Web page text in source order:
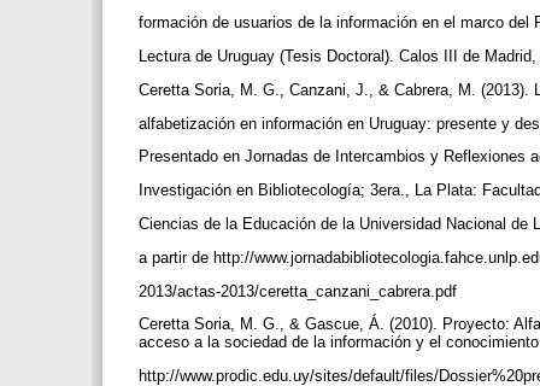
formación de usuarios de la información en el marco del
Lectura de Uruguay (Tesis Doctoral). Calos III de
Ceretta Soria, M. G., Canzani, J., & Cabrera, M. (2013).
alfabetización en información en Uruguay: presente y
Presentado en Jornadas de Intercambios y Reflexiones
Investigación en Bibliotecología; 3era., La Plata:
Ciencias de la Educación de la Universidad Nacional de
a partir de http://
2013/actas-2013/ceretta_canzani_cabrera.pdf
Ceretta Soria, M. G., & Gascue, Á. (2010). Proyecto:
acceso a la sociedad de la información y el
http://www.prodic.edu.uy/sites/default/files/